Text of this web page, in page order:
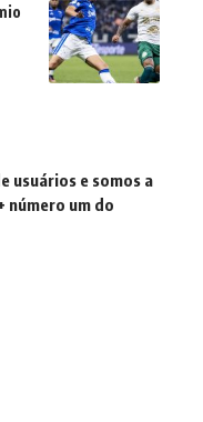
usuários e somos a
número um do